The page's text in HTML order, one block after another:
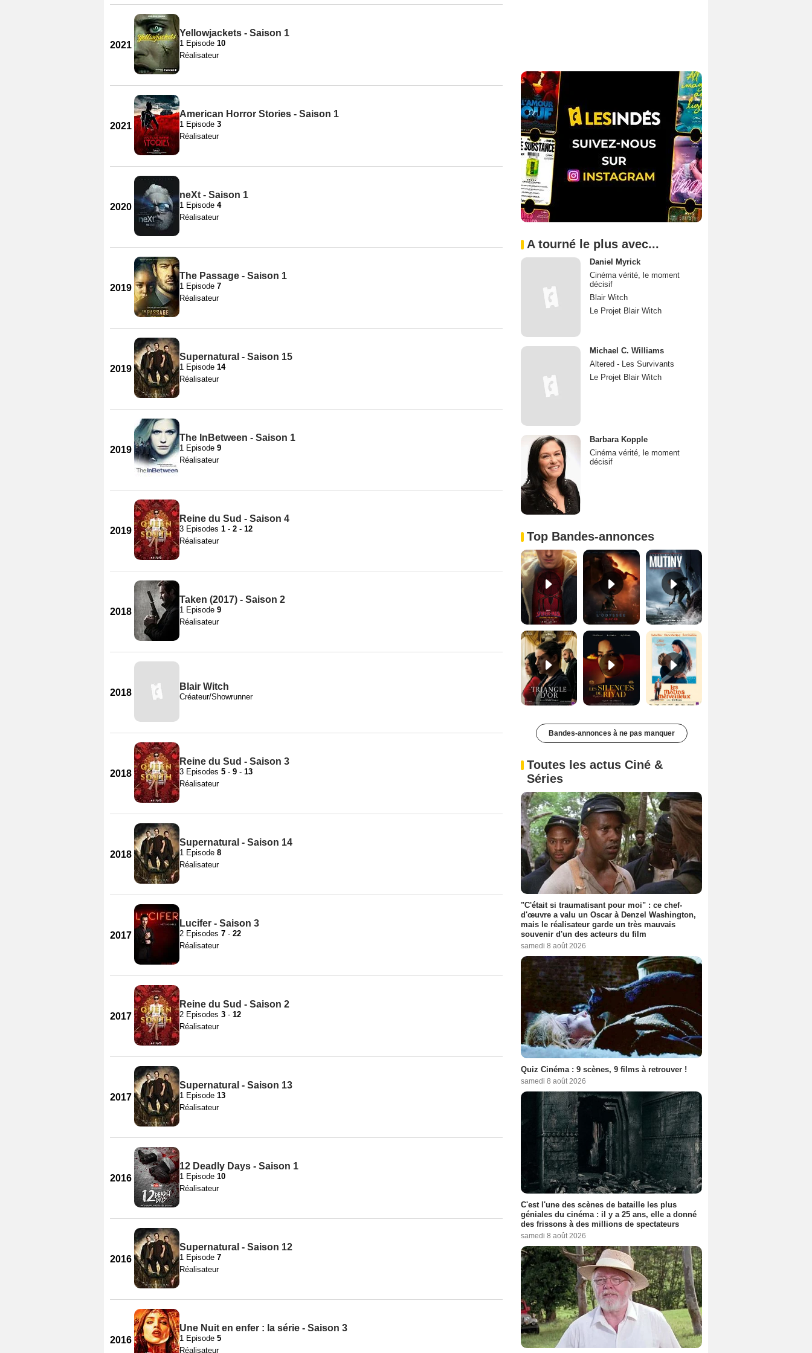
2021
Yellowjackets - Saison 1
1 Episode 10
Réalisateur
2021
American Horror Stories - Saison 1
1 Episode 3
Réalisateur
2020
neXt - Saison 1
1 Episode 4
Réalisateur
2019
The Passage - Saison 1
1 Episode 7
Réalisateur
2019
Supernatural - Saison 15
1 Episode 14
Réalisateur
2019
The InBetween - Saison 1
1 Episode 9
Réalisateur
2019
Reine du Sud - Saison 4
3 Episodes 1 - 2 - 12
Réalisateur
2018
Taken (2017) - Saison 2
1 Episode 9
Réalisateur
2018
Blair Witch
Créateur/Showrunner
2018
Reine du Sud - Saison 3
3 Episodes 5 - 9 - 13
Réalisateur
2018
Supernatural - Saison 14
1 Episode 8
Réalisateur
2017
Lucifer - Saison 3
2 Episodes 7 - 22
Réalisateur
2017
Reine du Sud - Saison 2
2 Episodes 3 - 12
Réalisateur
2017
Supernatural - Saison 13
1 Episode 13
Réalisateur
2016
12 Deadly Days - Saison 1
1 Episode 10
Réalisateur
2016
Supernatural - Saison 12
1 Episode 7
Réalisateur
2016
Une Nuit en enfer : la série - Saison 3
1 Episode 5
Réalisateur
A tourné le plus avec...
Daniel Myrick
Cinéma vérité, le moment
décisif
Blair Witch
Le Projet Blair Witch
Michael C. Williams
Altered - Les Survivants
Le Projet Blair Witch
Barbara Kopple
Cinéma vérité, le moment
décisif
Top Bandes-annonces
Spider-Man: Brand New Day Bande-annonce VO STFR L'Odyssée Bande-annonce VO STFR
Les Silences de Riyad Bande-annonce VO STFR Les Matins merveilleux Bande-annonce VF
Bandes-annonces à ne pas manquer
Toutes les actus Ciné &
Séries
"C'était si traumatisant pour moi" : ce chef-
d'œuvre a valu un Oscar à Denzel Washington,
mais le réalisateur garde un très mauvais
souvenir d'un des acteurs du film
samedi 8 août 2026
Quiz Cinéma : 9 scènes, 9 films à retrouver !
samedi 8 août 2026
C'est l'une des scènes de bataille les plus
géniales du cinéma : il y a 25 ans, elle a donné
des frissons à des millions de spectateurs
samedi 8 août 2026